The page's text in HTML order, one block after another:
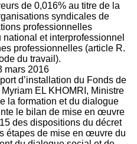
de 0,016% au titre de la
syndicales de
professionnelles
national et interprofessionnel
professionnelles (article R.
du travail).
mars 2016
d’installation du Fonds de
EL KHOMRI, Ministre
la formation et du dialogue
le bilan de mise en œuvre
des dispositions du décret
étapes de mise en œuvre du